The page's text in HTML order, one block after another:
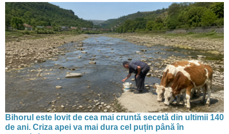
Bihorul este lovit de cea mai cruntă secetă din ultimii 140
de ani. Criza apei va mai dura cel puțin până în